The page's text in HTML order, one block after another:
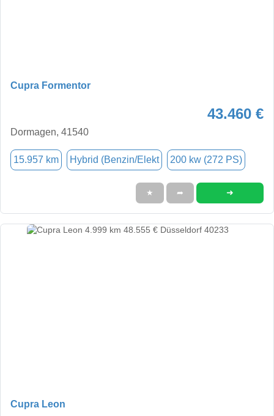
Cupra Formentor
43.460 €
Dormagen, 41540
15.957 km Hybrid (Benzin/Elekt 200 kw (272 PS)
★ ➦ ➜
Cupra Leon